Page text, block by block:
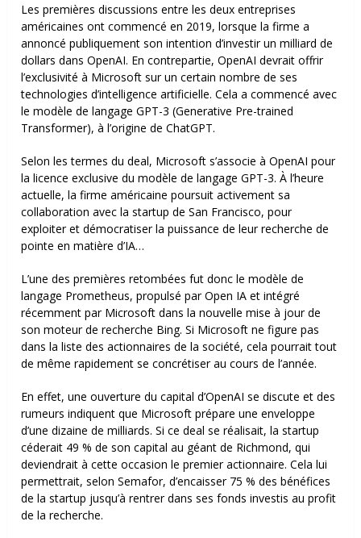
Les premières discussions entre les deux entreprises
américaines ont commencé en 2019, lorsque la firme a
annoncé publiquement son intention d’investir un milliard de
dollars dans OpenAI. En contrepartie, OpenAI devrait offrir
l’exclusivité à Microsoft sur un certain nombre de ses
technologies d’intelligence artificielle. Cela a commencé avec
le modèle de langage GPT-3 (Generative Pre-trained
Transformer), à l’origine de ChatGPT.
Selon les termes du deal, Microsoft s’associe à OpenAI pour
la licence exclusive du modèle de langage GPT-3. À l’heure
actuelle, la firme américaine poursuit activement sa
collaboration avec la startup de San Francisco, pour
exploiter et démocratiser la puissance de leur recherche de
pointe en matière d’IA…
L’une des premières retombées fut donc le modèle de
langage Prometheus, propulsé par Open IA et intégré
récemment par Microsoft dans la nouvelle mise à jour de
son moteur de recherche Bing. Si Microsoft ne figure pas
dans la liste des actionnaires de la société, cela pourrait tout
de même rapidement se concrétiser au cours de l’année.
En effet, une ouverture du capital d’OpenAI se discute et des
rumeurs indiquent que Microsoft prépare une enveloppe
d’une dizaine de milliards. Si ce deal se réalisait, la startup
céderait 49 % de son capital au géant de Richmond, qui
deviendrait à cette occasion le premier actionnaire. Cela lui
permettrait, selon Semafor, d’encaisser 75 % des bénéfices
de la startup jusqu’à rentrer dans ses fonds investis au profit
de la recherche.